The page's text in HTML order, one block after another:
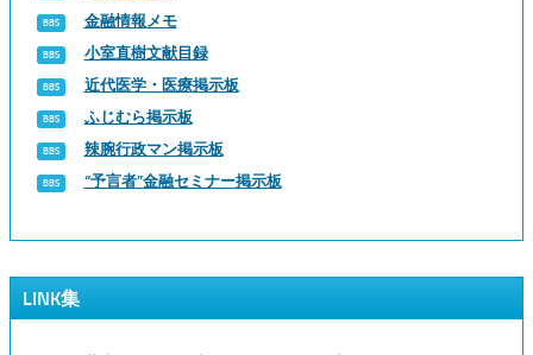
金融情報メモ
小室直樹文献目録
近代医学・医療掲示板
ふじむら掲示板
辣腕行政マン掲示板
“予言者”金融セミナー掲示板
LINK集